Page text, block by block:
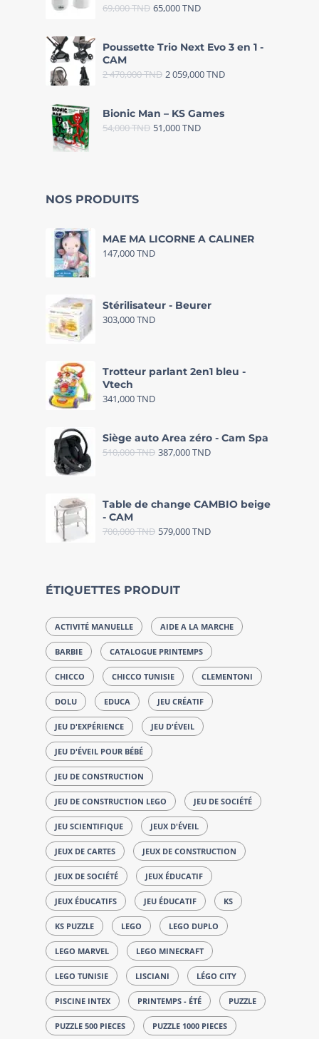
69,000TND 65,000TND
Poussette Trio Next Evo 3 en 1 -
CAM
2 470,000TND 2 059,000TND
Bionic Man – KS Games
54,000TND 51,000TND
NOS PRODUITS
MAE MA LICORNE A CALINER
147,000TND
Stérilisateur - Beurer
303,000TND
Trotteur parlant 2en1 bleu -
Vtech
341,000TND
Siège auto Area zéro - Cam Spa
510,000TND 387,000TND
Table de change CAMBIO beige
- CAM
700,000TND 579,000TND
ÉTIQUETTES PRODUIT
ACTIVITÉ MANUELLE AIDE A LA MARCHE
BARBIE CATALOGUE PRINTEMPS
CHICCO CHICCO TUNISIE CLEMENTONI
DOLU EDUCA JEU CRÉATIF
JEU D'EXPÉRIENCE JEU D'ÉVEIL
JEU D'ÉVEIL POUR BÉBÉ
JEU DE CONSTRUCTION
JEU DE CONSTRUCTION LEGO JEU DE SOCIÉTÉ
JEU SCIENTIFIQUE JEUX D'ÉVEIL
JEUX DE CARTES JEUX DE CONSTRUCTION
JEUX DE SOCIÉTÉ JEUX ÉDUCATIF
JEUX ÉDUCATIFS JEU ÉDUCATIF KS
KS PUZZLE LEGO LEGO DUPLO
LEGO MARVEL LEGO MINECRAFT
LEGO TUNISIE LISCIANI LÉGO CITY
PISCINE INTEX PRINTEMPS - ÉTÉ PUZZLE
PUZZLE 500 PIECES PUZZLE 1000 PIECES